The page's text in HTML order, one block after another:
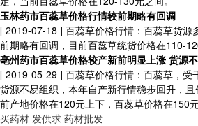
玉林药市百蕊草价格行情较前期略有回调
[ 2019-07-18 ] 百蕊草价格行情：百蕊草货源
前期略有回调，目前百蕊草统货价格在110-
亳州药市百蕊草价格较产新前明显上涨 货源
[ 2019-05-29 ] 百蕊草价格行情：百蕊草，受
货源不易组织，本年自产新行情稳步回升，
前产地价格在120元上下，百蕊草价格在150元
买药材 发供求 药材批发